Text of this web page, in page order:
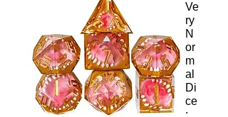
Ve
ry
N
or
m
al
Di
ce